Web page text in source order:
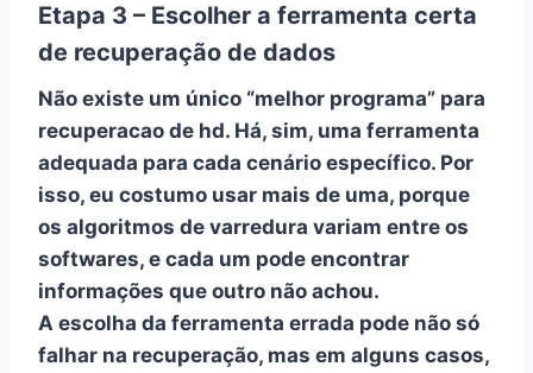
Etapa 3 – Escolher a ferramenta certa
de recuperação de dados
Não existe um único “melhor programa” para
recuperacao de hd. Há, sim, uma ferramenta
adequada para cada cenário específico. Por
isso, eu costumo usar mais de uma, porque
os algoritmos de varredura variam entre os
softwares, e cada um pode encontrar
informações que outro não achou.
A escolha da ferramenta errada pode não só
falhar na recuperação, mas em alguns casos,